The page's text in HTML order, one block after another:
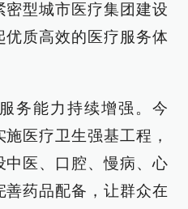
型城市医疗集团建设
质高效的医疗服务体
务能力持续增强。今
医疗卫生强基工程，
医、口腔、慢病、心
药品配备，让群众在